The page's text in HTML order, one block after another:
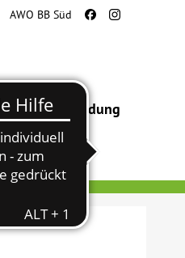
Begegnung Bildung
AWO BB Süd